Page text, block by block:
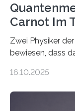
Carnot Im
Zwei Physiker
bewiesen, dass
Größenordnung
16.10.2025